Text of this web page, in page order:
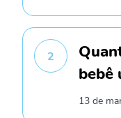
2
bebê
13 de